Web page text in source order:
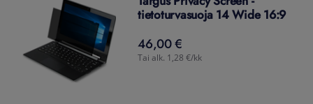
tietoturvasuoja 14 Wide 16:9
46,00 €
46,00€
Tai alk. 1,28 €/kk